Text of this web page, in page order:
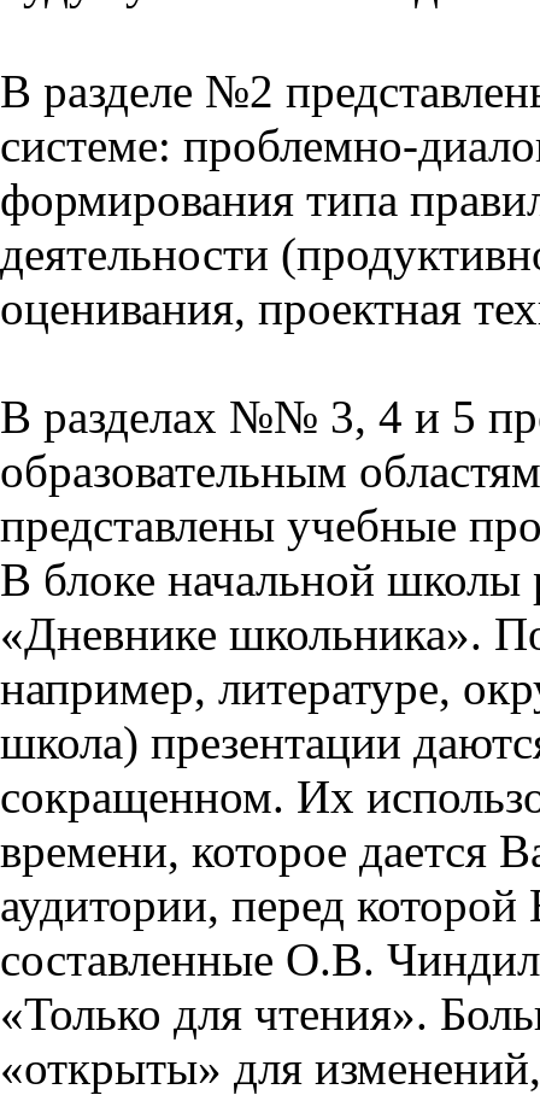
В разделе №2
системе: проблемно-
формирования типа
деятельности
оценивания, проектная
В разделах №№ 3, 4 и 5
образовательным
представлены учебные
В блоке начальной школы
«Дневнике школьника».
например, литературе,
школа) презентации
сокращенном. Их
времени, которое дается
аудитории, перед
составленные О.В.
«Только для чтения».
«открыты» для